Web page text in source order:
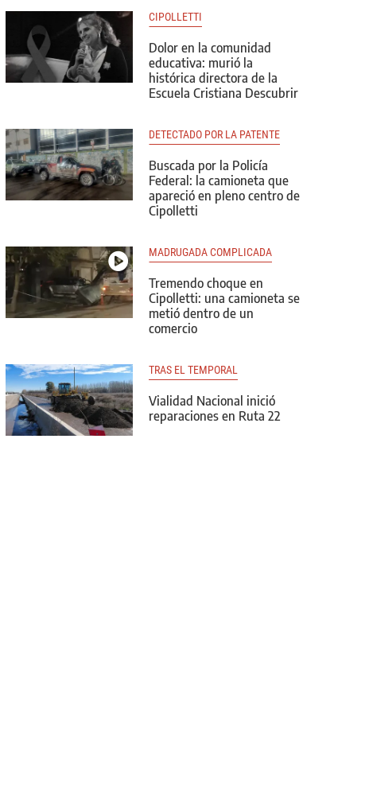
CIPOLLETTI
Dolor en la comunidad
educativa: murió la
histórica directora de la
Escuela Cristiana Descubrir
DETECTADO POR LA PATENTE
Buscada por la Policía
Federal: la camioneta que
apareció en pleno centro de
Cipolletti
MADRUGADA COMPLICADA
Tremendo choque en
Cipolletti: una camioneta se
metió dentro de un
comercio
TRAS EL TEMPORAL
Vialidad Nacional inició
reparaciones en Ruta 22